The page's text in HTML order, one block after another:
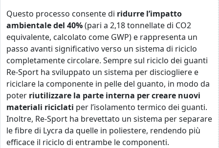
Questo processo consente di ridurre l’impatto
ambientale del 40%(pari a 2,18 tonnellate di CO2
equivalente, calcolato come GWP) e rappresenta un
passo avanti significativo verso un sistema di riciclo
completamente circolare. Sempre sul riciclo dei guanti
Re-Sport ha sviluppato un sistema per disciogliere e
riciclare la componente in pelle del guanto, in modo da
poter riutilizzare la parte interna per creare nuovi
materiali riciclati per l’isolamento termico dei guanti.
Inoltre, Re-Sport ha brevettato un sistema per separare
le fibre di Lycra da quelle in poliestere, rendendo più
efficace il riciclo di entrambe le componenti.